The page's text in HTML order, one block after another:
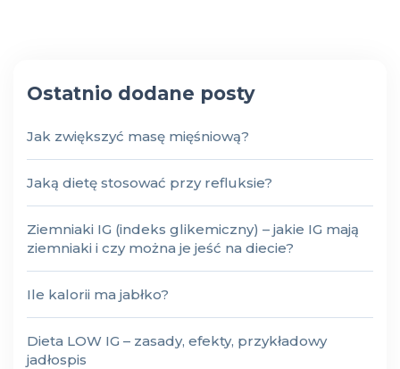
Ostatnio dodane posty
Jak zwiększyć masę mięśniową?
Jaką dietę stosować przy refluksie?
Ziemniaki IG (indeks glikemiczny) – jakie IG mają
ziemniaki i czy można je jeść na diecie?
Ile kalorii ma jabłko?
Dieta LOW IG – zasady, efekty, przykładowy
jadłospis